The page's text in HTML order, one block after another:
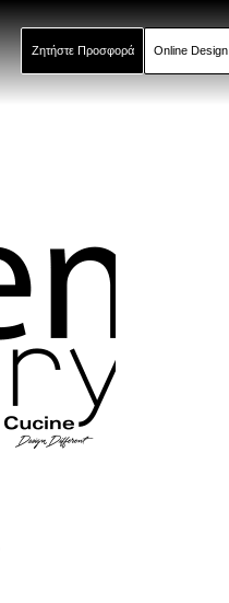
Ζητήστε Προσφορά Online Design